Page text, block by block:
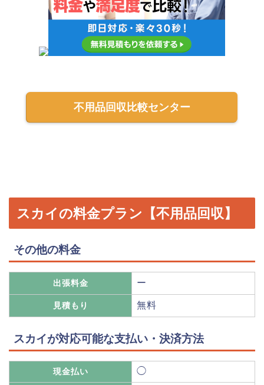
不用品回収比較センター
スカイの料金プラン【不用品回収】
その他の料金
出張料金 ー
見積もり 無料
スカイが対応可能な支払い・決済方法
現金払い ◯